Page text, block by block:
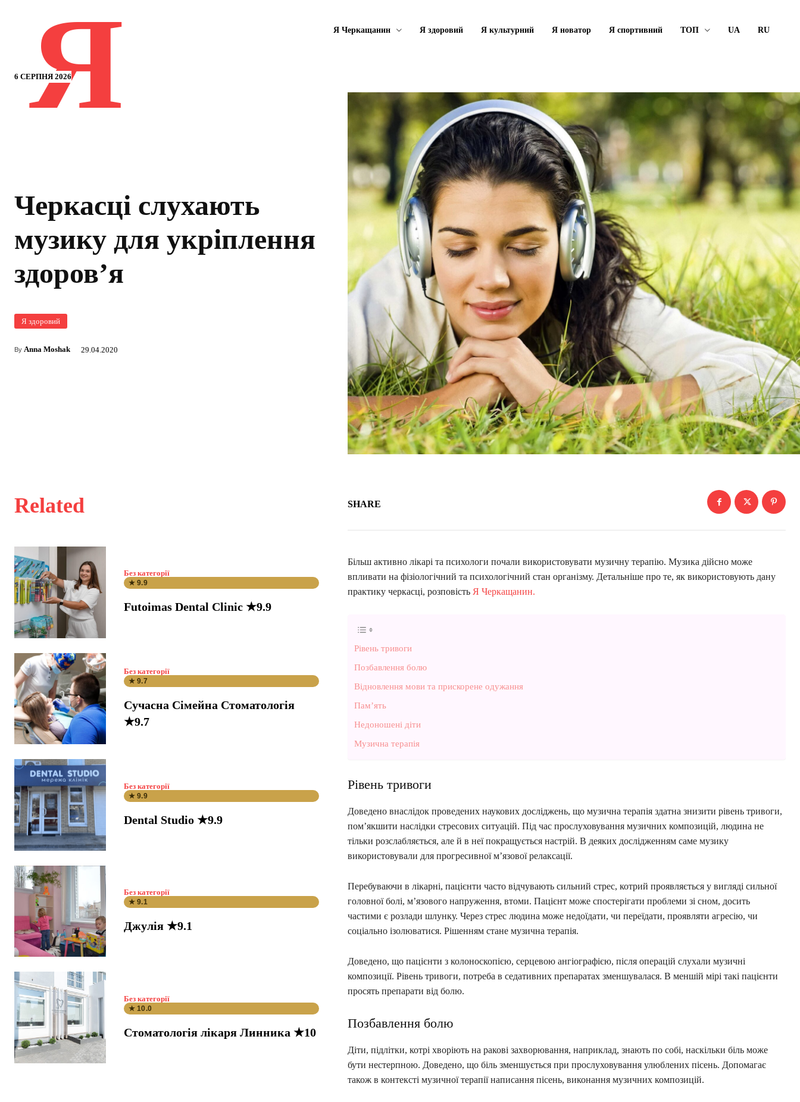
6 СЕРПНЯ 2026
Я Я Черкащанин Я здоровий Я культурний Я новатор Я спортивний ТОП UA RU
Черкасці слухають
музику для укріплення
здоров’я
Я здоровий
By Anna Moshak 29.04.2020
Related
Без категорії
★ 9.9
Futoimas Dental Clinic ★9.9
Без категорії
★ 9.7
Сучасна Сімейна Стоматологія
★9.7
Без категорії
★ 9.9
Dental Studio ★9.9
Без категорії
★ 9.1
Джулія ★9.1
Без категорії
★ 10.0
Стоматологія лікаря Линника ★10
SHARE
Більш активно лікарі та психологи почали використовувати музичну терапію. Музика дійсно може
впливати на фізіологічний та психологічний стан організму. Детальніше про те, як використовують дану
практику черкасці, розповість Я Черкащанин.
Рівень тривоги
Позбавлення болю
Відновлення мови та прискорене одужання
Пам’ять
Недоношені діти
Музична терапія
Рівень тривоги
Доведено внаслідок проведених наукових досліджень, що музична терапія здатна знизити рівень тривоги,
пом’якшити наслідки стресових ситуацій. Під час прослуховування музичних композицій, людина не
тільки розслабляється, але й в неї покращується настрій. В деяких дослідженням саме музику
використовували для прогресивної м’язової релаксації.
Перебуваючи в лікарні, пацієнти часто відчувають сильний стрес, котрий проявляється у вигляді сильної
головної болі, м’язового напруження, втоми. Пацієнт може спостерігати проблеми зі сном, досить
частими є розлади шлунку. Через стрес людина може недоїдати, чи переїдати, проявляти агресію, чи
соціально ізолюватися. Рішенням стане музична терапія.
Доведено, що пацієнти з колоноскопією, серцевою ангіографією, після операцій слухали музичні
композиції. Рівень тривоги, потреба в седативних препаратах зменшувалася. В меншій мірі такі пацієнти
просять препарати від болю.
Позбавлення болю
Діти, підлітки, котрі хворіють на ракові захворювання, наприклад, знають по собі, наскільки біль може
бути нестерпною. Доведено, що біль зменшується при прослуховування улюблених пісень. Допомагає
також в контексті музичної терапії написання пісень, виконання музичних композицій.